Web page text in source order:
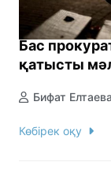
Бас
қатысты
Бифат Елтаева
Көбірек оқу